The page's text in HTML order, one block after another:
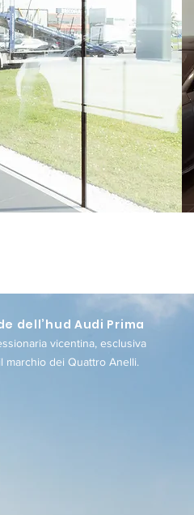
dell’hud Audi Prima
vicentina, esclusiva
marchio dei Quattro Anelli.